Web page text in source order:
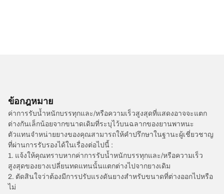
ข้อกฎหมาย
ค่าการรับน้ำหนักบรรทุกและ/หรือความเร็วสูงสุดที่แสดงอาจจะแตก
ต่างกันเล็กน้อยจากขนาดเดิมที่ระบุไว้บนฉลากของยานพาหนะ
ตัวแทนจำหน่ายยางของคุณสามารถให้คำปรึกษาในฐานะผู้เชี่ยวชาญ
ที่ผ่านการรับรองได้ในเรื่องต่อไปนี้ :
1. แจ้งให้คุณทราบหากค่าการรับน้ำหนักบรรทุกและ/หรือความเร็ว
สูงสุดของยางเปลี่ยนทดแทนนั้นแตกต่างไปจากยางเดิม
2. ตัดสินใจว่าต้องมีการปรับแรงดันยางสำหรับขนาดที่ต่างออกไปหรือ
ไม่